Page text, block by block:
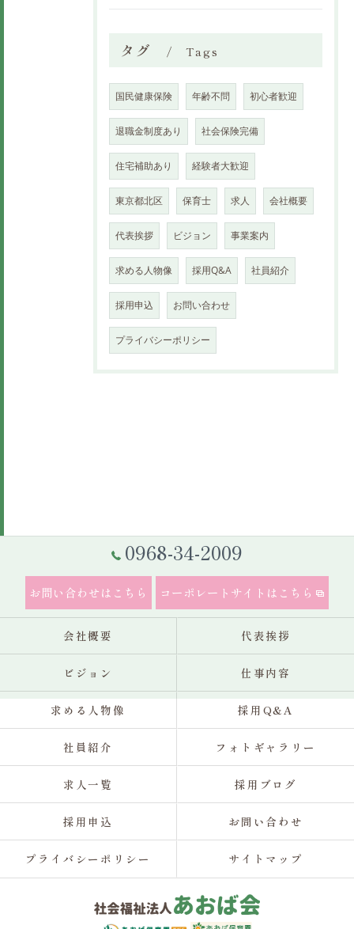
タグ Tags
国民健康保険 年齢不問 初心者歓迎
退職金制度あり 社会保険完備
住宅補助あり 経験者大歓迎
東京都北区 保育士 求人 会社概要
代表挨拶 ビジョン 事業案内
求める人物像 採用Q&A 社員紹介
採用申込 お問い合わせ
プライバシーポリシー
0968-34-2009
お問い合わせはこちら コーポレートサイトはこちら
会社概要 代表挨拶
ビジョン 仕事内容
求める人物像 採用Q&A
社員紹介 フォトギャラリー
求人一覧 採用ブログ
採用申込 お問い合わせ
プライバシーポリシー サイトマップ